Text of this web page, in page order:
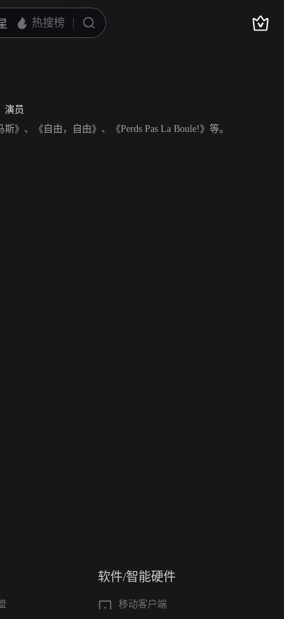
演员
》、《自由，自由》、《Perds Pas La Boule!》等。
软件/智能硬件
移动客户端